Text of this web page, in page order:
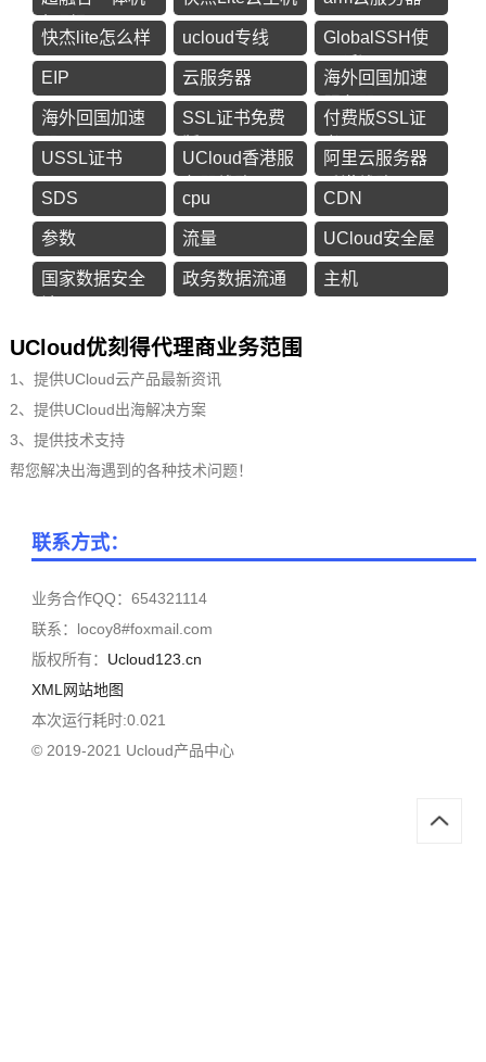
机型配置
快杰lite怎么样 ucloud专线
GlobalSSH使
用延迟
EIP 云服务器
海外回国加速
服务器
海外回国加速
器
SSL证书免费
版
付费版SSL证
书
USSL证书
UCloud香港服
务器线路
阿里云服务器
香港线路
SDS cpu CDN
参数 流量 UCloud安全屋
国家数据安全
政务数据流通 主机
UCloud优刻得代理商业务范围
1、提供UCloud云产品最新资讯
2、提供UCloud出海解决方案
3、提供技术支持
帮您解决出海遇到的各种技术问题！
联系方式：
业务合作QQ：654321114
联系：locoy8#foxmail.com
版权所有： Ucloud123.cn
XML网站地图
本次运行耗时:0.021
© 2019-2021 Ucloud产品中心